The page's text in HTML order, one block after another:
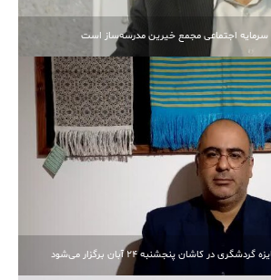
سرمایه اجتماعی مجمع خیرین مدرسه‌ساز است
در کاشان پنجشنبه 24 آبان برگزار می‌شود